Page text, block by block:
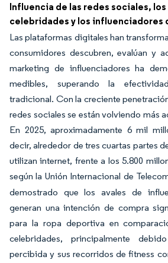
Influencia de las redes sociales, los
celebridades y los influenciadores
Las plataformas digitales han
consumidores descubren, evalúan y
marketing de influenciadores ha
medibles, superando la
tradicional. Con la creciente
redes sociales se están volviendo más
En 2025, aproximadamente 6 mil
decir, alrededor de tres cuartas partes
utilizan internet, frente a los 5.800
según la Unión Internacional de
demostrado que los avales de
generan una intención de compra
para la ropa deportiva en
celebridades, principalmente
percibida y sus recorridos de fitness